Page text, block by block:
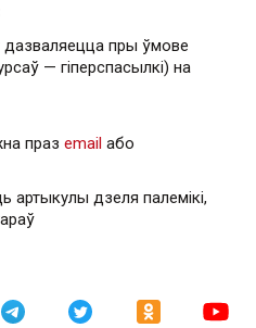
пры ўмове
— гiперспасылкi) на
праз email або
артыкулы дзеля палемікі,